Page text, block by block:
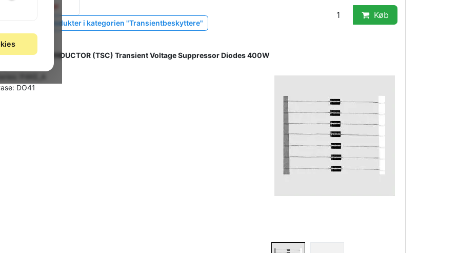
på lager
Vis lignende produkter i kategorien "Transientbeskyttere"
V5235
SEMICONDUCTOR (TSC) Transient Voltage Suppressor Diodes 400W
DO41
Køb